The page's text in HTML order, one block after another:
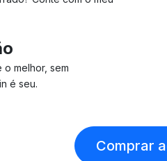
melhor, sem
é seu.
Comprar